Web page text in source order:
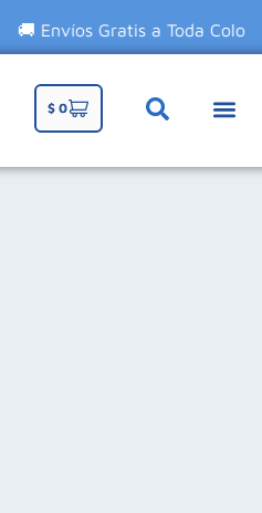
🚚 Envíos Gratis a Toda
$0